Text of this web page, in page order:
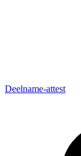
Deelname-attest